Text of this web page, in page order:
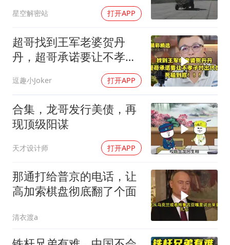
星空解密站 打开APP
超哥找到王军老婆贺丹
丹，超哥承诺要让不孝子
付出代价，死磕到底
逗趣小Joker 打开APP
合集，龙哥发行美债，再
现顶级阳谋
天才设计师 打开APP
那通打给普京的电话，让
高加索棋盘彻底翻了个面
清衣渡a